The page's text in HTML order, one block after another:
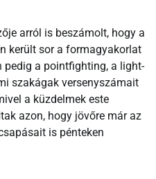
arról is beszámolt, hogy a
került sor a formagyakorlat
pedig a pointfighting, a light-
szakágak versenyszámait
a küzdelmek este
azon, hogy jövőre már az
is pénteken